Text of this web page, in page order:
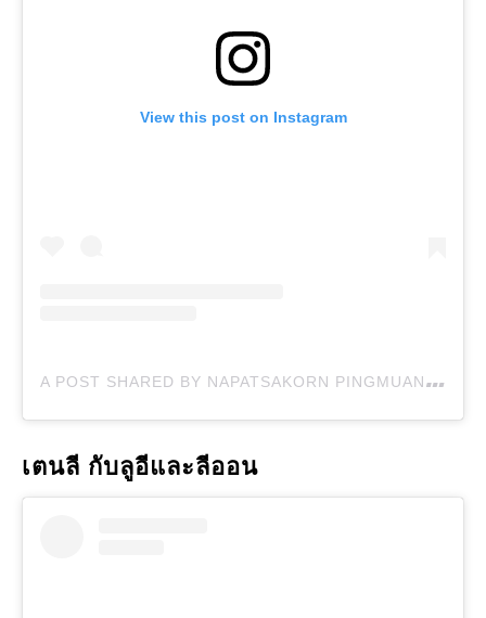
View this post on Instagram
A
POST SHARED BY NAPATSAKORN PINGMUANG (@NAMPINGSTER)
เตนลี กับลูอีและลีออน